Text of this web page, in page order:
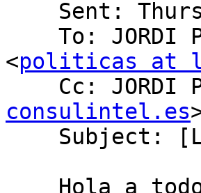
<politicas at
Cc:
consulintel.es